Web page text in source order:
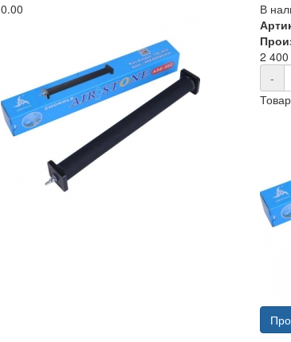
0.00
В
2 400
-